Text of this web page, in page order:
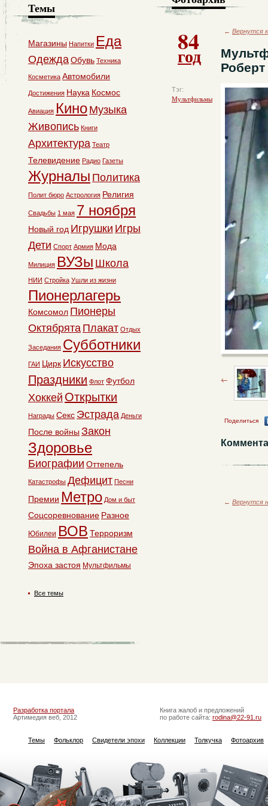
84
год
Тэг:
Мультфильмы
← Вернутся
Поделиться
← Вернутся
Темы
Магазины Напитки Еда
ОдеждаОбувь Техника
Косметика Автомобили
Достижения Наука Космос
Авиация Кино Музыка
Живопись Книги
Архитектура Театр
Телевидение Радио Газеты
Журналы Политика
Полит бюро Астрология Религия
Свадьбы 1 мая 7 ноября
Новый год Игрушки Игры
Дети Спорт Армия Мода
Милиция ВУЗы Школа
НИИ Стройка Ушли из жизни
Пионерлагерь
Комсомол Пионеры
Октябрята Плакат Отдых
Заседания Субботники
ГАИ Цирк Искусство
Праздники Флот Футбол
Хоккей Открытки
Награды Секс Эстрада Деньги
После войны Закон
Здоровье
Биографии Оттепель
Катастрофы Дефицит Песни
Премии Метро Дом и быт
Соцсоревнование Разное
Юбилеи ВОВ Терроризм
Война в Афганистане
Эпоха застоя Мультфильмы
Все темы
Разработка портала
Артимедия веб, 2012
Книга жалоб и предложений
по работе сайта: rodina@22-91.ru
Темы Фольклор Свидетели эпохи Коллекции Толкучка Фотоархив